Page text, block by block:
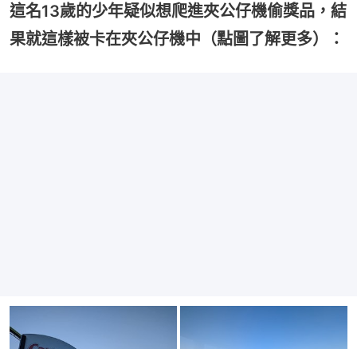
這名13歲的少年疑似想爬進夾公仔機偷獎品，結
果就這樣被卡在夾公仔機中（點圖了解更多）：